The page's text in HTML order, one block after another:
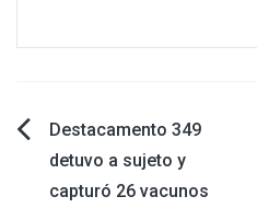
Navegación
de
Destacamento 349
detuvo a sujeto y
capturó 26 vacunos